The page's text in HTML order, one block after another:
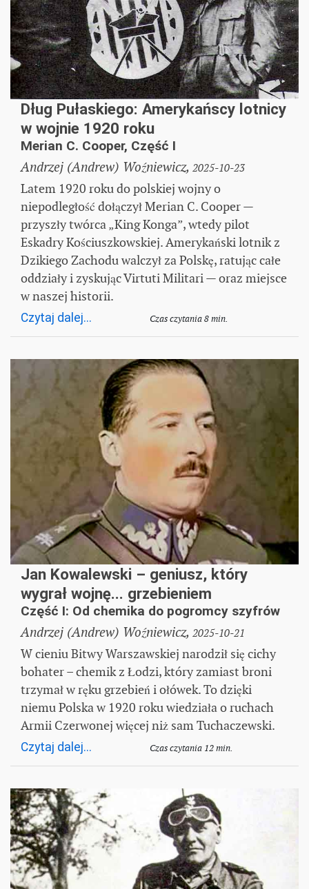
Dług Pułaskiego: Amerykańscy lotnicy
w wojnie 1920 roku
Merian C. Cooper, Część I
Andrzej (Andrew) Woźniewicz, 2025-10-23
Latem 1920 roku do polskiej wojny o
niepodległość dołączył Merian C. Cooper —
przyszły twórca „King Konga”, wtedy pilot
Eskadry Kościuszkowskiej. Amerykański lotnik z
Dzikiego Zachodu walczył za Polskę, ratując całe
oddziały i zyskując Virtuti Militari — oraz miejsce
w naszej historii.
Czytaj dalej... Czas czytania 8 min.
Jan Kowalewski – geniusz, który
wygrał wojnę... grzebieniem
Część I: Od chemika do pogromcy szyfrów
Andrzej (Andrew) Woźniewicz, 2025-10-21
W cieniu Bitwy Warszawskiej narodził się cichy
bohater – chemik z Łodzi, który zamiast broni
trzymał w ręku grzebień i ołówek. To dzięki
niemu Polska w 1920 roku wiedziała o ruchach
Armii Czerwonej więcej niż sam Tuchaczewski.
Czytaj dalej... Czas czytania 12 min.